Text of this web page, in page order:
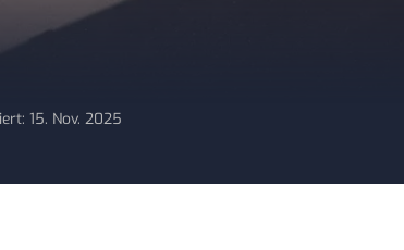
15. Nov. 2025